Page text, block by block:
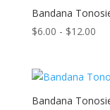
Bandana
$6.00 - $12.00
Bandana